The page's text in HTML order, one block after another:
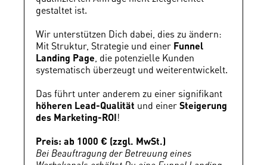
gestaltet ist.
Wir unterstützen Dich dabei, dies zu ändern:
Mit Struktur, Strategie und einer Funnel
Landing Page, die potenzielle Kunden
systematisch überzeugt und weiterentwickelt.
höheren Lead-Qualität und einer Steigerung
des Marketing-ROI!
Preis: ab 1000 € (zzgl. MwSt.)
Bei Beauftragung der Betreuung eines